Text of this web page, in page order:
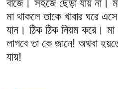
বাজে। সহজে ছেঁড়া যায় না।
মা থাকলে তাকে খাবার ঘরে
যান। ঠিক ঠিক নিয়ম করে। মা
লাগবে তা কে জানে! অথবা
যায়!